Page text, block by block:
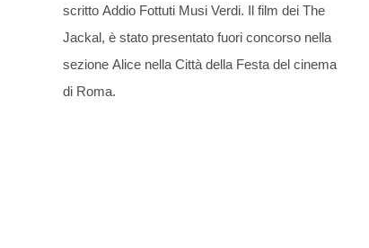
scritto Addio Fottuti Musi Verdi. Il film dei The
Jackal, è stato presentato fuori concorso nella
sezione Alice nella Città della Festa del cinema
di Roma.